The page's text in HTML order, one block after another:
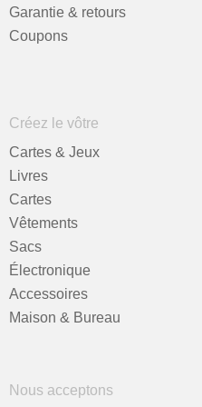
Garantie & retours
Coupons
Créez le vôtre
Cartes & Jeux
Livres
Cartes
Vêtements
Sacs
Électronique
Accessoires
Maison & Bureau
Nous acceptons